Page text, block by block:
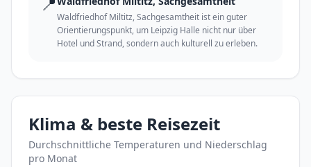
Waldfriedhof Miltitz, Sachgesamtheit ist ein guter
Orientierungspunkt, um Leipzig Halle nicht nur über
Hotel und Strand, sondern auch kulturell zu erleben.
Klima & beste Reisezeit
Durchschnittliche Temperaturen und Niederschlag
pro Monat